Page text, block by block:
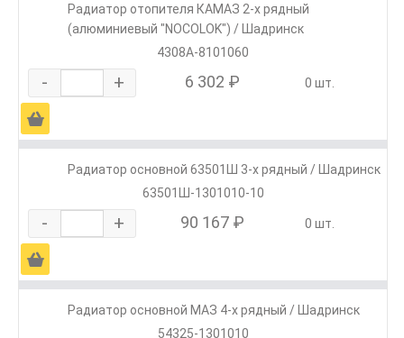
Радиатор отопителя КАМАЗ 2-х рядный
(алюминиевый "NOCOLOK") / Шадринск
4308А-8101060
- + 6 302 ₽ 0 шт.
Ä
Радиатор основной 63501Ш 3-х рядный / Шадринск
63501Ш-1301010-10
- + 90 167 ₽ 0 шт.
Ä
Радиатор основной МАЗ 4-х рядный / Шадринск
54325-1301010